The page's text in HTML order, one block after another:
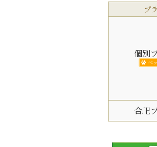
プ
個別
ペ
合祀